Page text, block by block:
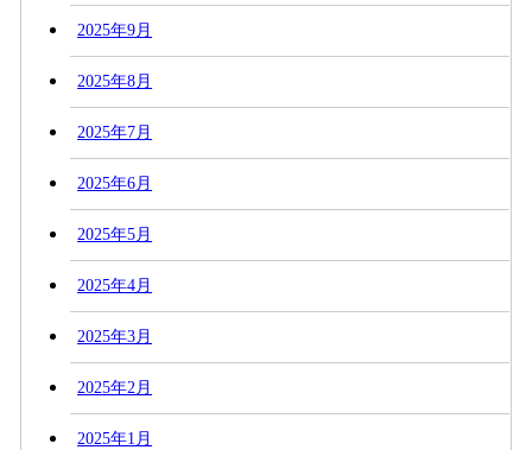
2025年9月
2025年8月
2025年7月
2025年6月
2025年5月
2025年4月
2025年3月
2025年2月
2025年1月